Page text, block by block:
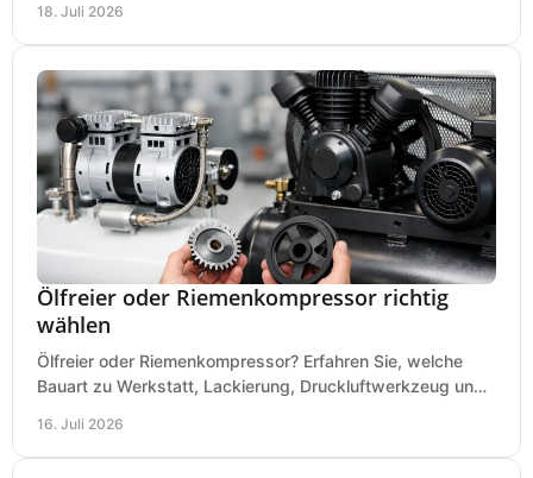
18. Juli 2026
Ölfreier oder Riemenkompressor richtig
wählen
Ölfreier oder Riemenkompressor? Erfahren Sie, welche
Bauart zu Werkstatt, Lackierung, Druckluftwerkzeug und
16. Juli 2026